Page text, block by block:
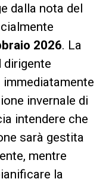
dalla nota del
2026. La
dirigente
invernale di
intendere che
sarà gestita
mentre
la